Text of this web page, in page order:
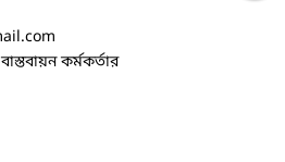
কর্মকর্তার